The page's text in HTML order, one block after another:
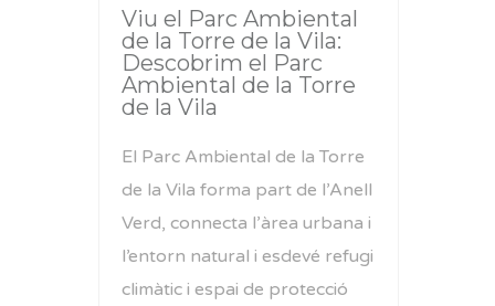
Viu el Parc Ambiental
de la Torre de la Vila:
Descobrim el Parc
Ambiental de la Torre
de la Vila
El Parc Ambiental de la Torre
de la Vila forma part de l’Anell
Verd, connecta l’àrea urbana i
l’entorn natural i esdevé refugi
climàtic i espai de protecció